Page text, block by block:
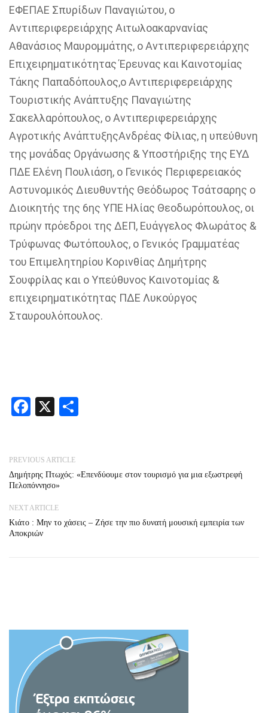
ΕΦΕΠΑΕ Σπυρίδων Παναγιώτου, ο
Αντιπεριφερειάρχης Αιτωλοακαρνανίας
Αθανάσιος Μαυρομμάτης, ο Αντιπεριφερειάρχης
Επιχειρηματικότητας Έρευνας και Καινοτομίας
Τάκης Παπαδόπουλος,ο Αντιπεριφερειάρχης
Τουριστικής Ανάπτυξης Παναγιώτης
Σακελλαρόπουλος, ο Αντιπεριφερειάρχης
Αγροτικής ΑνάπτυξηςΑνδρέας Φίλιας, η υπεύθυνη
της μονάδας Οργάνωσης & Υποστήριξης της ΕΥΔ
ΠΔΕ Ελένη Πουλιάση, ο Γενικός Περιφερειακός
Αστυνομικός Διευθυντής Θεόδωρος Τσάτσαρης ο
Διοικητής της 6ης ΥΠΕ Ηλίας Θεοδωρόπουλος, οι
πρώην πρόεδροι της ΔΕΠ, Ευάγγελος Φλωράτος &
Τρύφωνας Φωτόπουλος, ο Γενικός Γραμματέας
του Επιμελητηρίου Κορινθίας Δημήτρης
Σουφρίλας και ο Υπεύθυνος Καινοτομίας &
επιχειρηματικότητας ΠΔΕ Λυκούργος
Σταυρουλόπουλος.
Facebook
X
PREVIOUS ARTICLE
Δημήτρης Πτωχός: «Επενδύουμε στον τουρισμό για μια εξωστρεφή
Πελοπόννησο»
NEXT ARTICLE
Κιάτο : Μην το χάσεις – Ζήσε την πιο δυνατή μουσική εμπειρία των
Αποκριών